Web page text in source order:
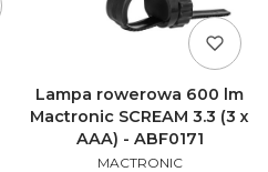
Lampa rowerowa 600 lm
Mactronic SCREAM 3.3 (3 x
AAA) - ABF0171
PRODUCENT
MACTRONIC